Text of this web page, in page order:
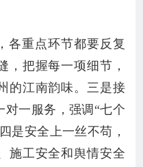
各重点环节都要反复
，把握每一项细节，
的江南韵味。三是接
一服务，强调“七个
是安全上一丝不苟，
施工安全和舆情安全